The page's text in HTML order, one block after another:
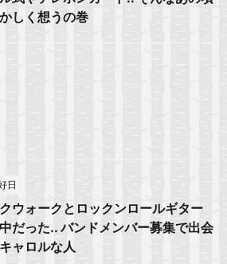
しく想うの巻
日
ウォークとロックンロールギター
だった.. バンドメンバー募集で出会
ャロルな人